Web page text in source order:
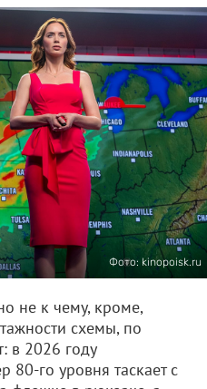
Фото: kinopoisk.ru
не к чему, кроме,
схемы, по
в 2026 году
80-го уровня таскает с